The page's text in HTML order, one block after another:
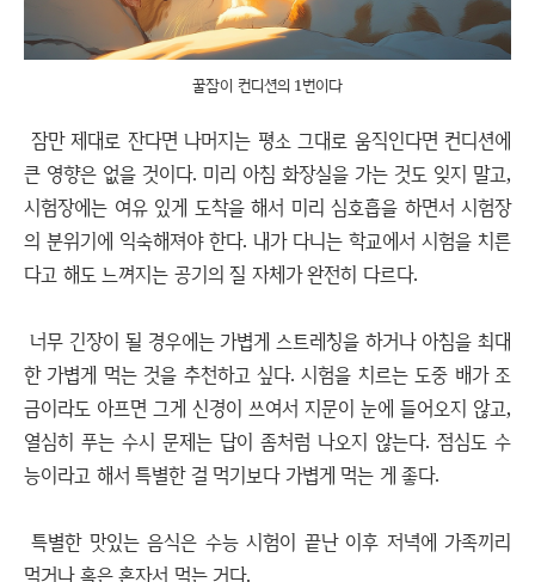
꿀잠이 컨디션의 1번이다
잠만 제대로 잔다면 나머지는 평소 그대로 움직인다면 컨디션에
큰 영향은 없을 것이다. 미리 아침 화장실을 가는 것도 잊지 말고,
시험장에는 여유 있게 도착을 해서 미리 심호흡을 하면서 시험장
의 분위기에 익숙해져야 한다. 내가 다니는 학교에서 시험을 치른
다고 해도 느껴지는 공기의 질 자체가 완전히 다르다.
너무 긴장이 될 경우에는 가볍게 스트레칭을 하거나 아침을 최대
한 가볍게 먹는 것을 추천하고 싶다. 시험을 치르는 도중 배가 조
금이라도 아프면 그게 신경이 쓰여서 지문이 눈에 들어오지 않고,
열심히 푸는 수시 문제는 답이 좀처럼 나오지 않는다. 점심도 수
능이라고 해서 특별한 걸 먹기보다 가볍게 먹는 게 좋다.
특별한 맛있는 음식은 수능 시험이 끝난 이후 저녁에 가족끼리
먹거나 혹은 혼자서 먹는 거다.